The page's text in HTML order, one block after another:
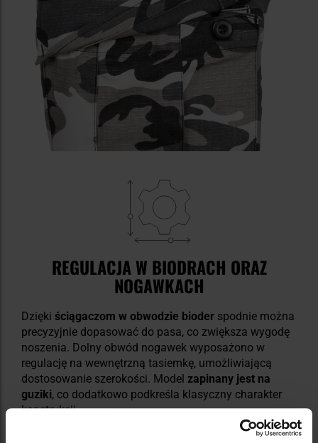
REGULACJA W BIODRACH ORAZ
NOGAWKACH
Dzięki ściągaczom w obwodzie bioder spodnie można
precyzyjnie dopasować do pasa, co zwiększa wygodę
noszenia. Dolny obwód nogawek wyposażono w
regulację na wewnętrzną tasiemkę, umożliwiającą
dostosowanie szerokości. Model zapinany jest na
guziki, co dodatkowo podkreśla klasyczny charakter
konstrukcji.